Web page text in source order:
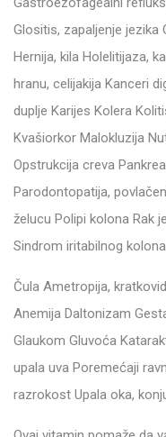
Glositis, zapaljenje
Hernija, kila Holelitijaza,
hranu, celijakija Kanceri
duplje Karijes Kolera
Kvašiorkor Malokluzija
Opstrukcija creva
Parodontopatija,
želucu Polipi kolona Rak
Sindrom iritabilnog
Čula Ametropija,
Anemija Daltonizam
Glaukom Gluvoća
upala uva Poremećaji
razrokost Upala oka,